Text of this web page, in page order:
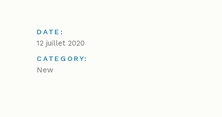
DATE:
12 juillet 2020
CATEGORY:
New